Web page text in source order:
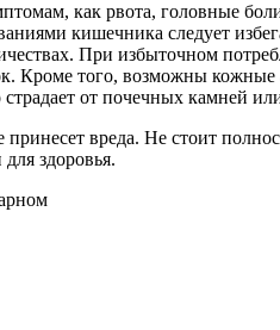
как рвота, головные
кишечника следует
При избыточном
Кроме того, возможны кожные
от почечных камней
вреда. Не стоит
здоровья.